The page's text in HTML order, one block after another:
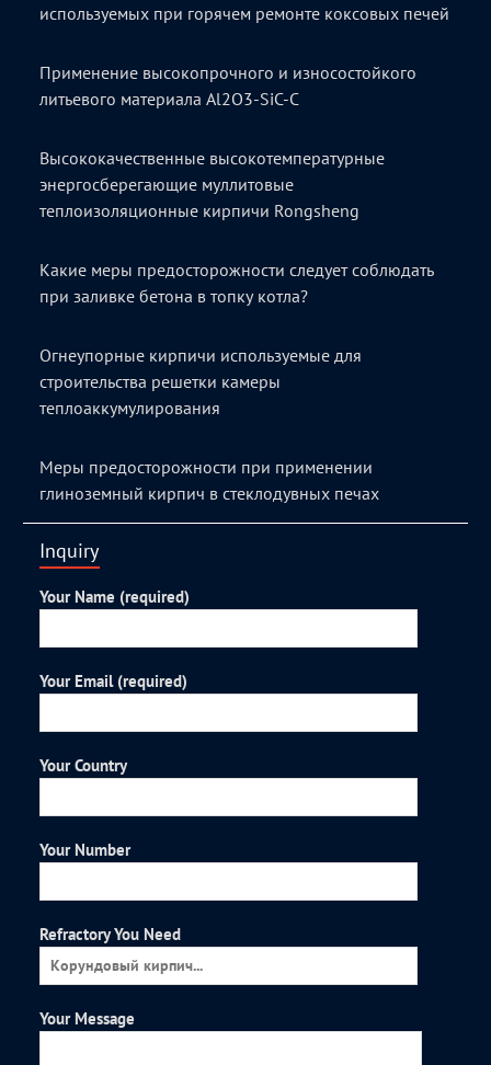
используемых при горячем ремонте коксовых печей
Применение высокопрочного и износостойкого
литьевого материала Al2O3-SiC-C
Высококачественные высокотемпературные
энергосберегающие муллитовые
теплоизоляционные кирпичи Rongsheng
Какие меры предосторожности следует соблюдать
при заливке бетона в топку котла?
Огнеупорные кирпичи используемые для
строительства решетки камеры
теплоаккумулирования
Меры предосторожности при применении
глиноземный кирпич в стеклодувных печах
Inquiry
Your Name (required)
Your Email (required)
Your Country
Your Number
Refractory You Need
Your Message